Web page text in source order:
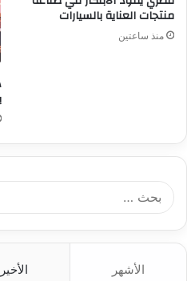
منتجات العناية بالسيارات
منذ ساعتين
الأشهر